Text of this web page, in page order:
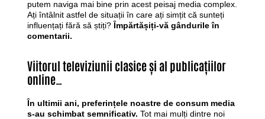
putem naviga mai bine prin acest peisaj media complex.
Ați întâlnit astfel de situații în care ați simțit că sunteți
influențați fără să știți? Împărtășiți-vă gândurile în
comentarii.
Viitorul televiziunii clasice și al publicațiilor
online…
În ultimii ani, preferințele noastre de consum media
s-au schimbat semnificativ. Tot mai mulți dintre noi